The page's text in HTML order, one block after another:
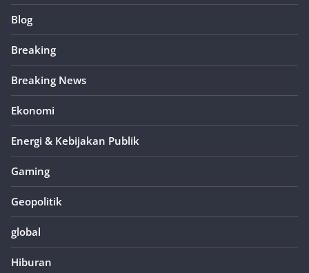
Blog
Breaking
Breaking News
Ekonomi
Energi & Kebijakan Publik
Gaming
Geopolitik
global
Hiburan